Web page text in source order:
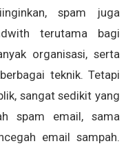
spam juga
terutama bagi
organisasi, serta
teknik. Tetapi
sangat sedikit yang
spam email, sama
email sampah.